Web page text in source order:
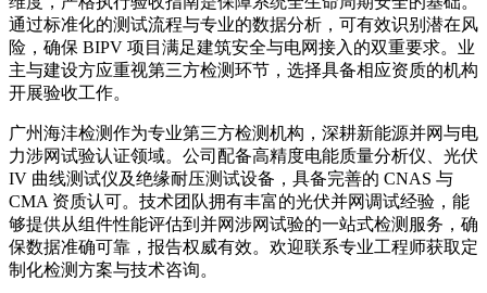
通过标准化的测试流程与专业的数据分析，可有效识别潜在风
险，确保 BIPV 项目满足建筑安全与电网接入的双重要求。业
主与建设方应重视第三方检测环节，选择具备相应资质的机构
开展验收工作。
广州海沣检测作为专业第三方检测机构，深耕新能源并网与电
力涉网试验认证领域。公司配备高精度电能质量分析仪、光伏
IV 曲线测试仪及绝缘耐压测试设备，具备完善的 CNAS 与
CMA 资质认可。技术团队拥有丰富的光伏并网调试经验，能
够提供从组件性能评估到并网涉网试验的一站式检测服务，确
保数据准确可靠，报告权威有效。欢迎联系专业工程师获取定
制化检测方案与技术咨询。